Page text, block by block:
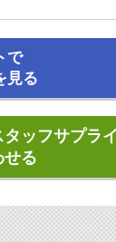
で
見る
タッフサプラ
せる